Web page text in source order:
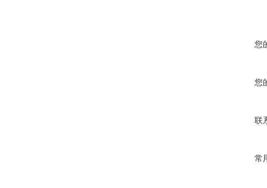
您
您
联
常